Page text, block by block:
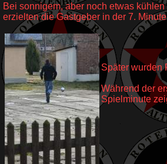
Bei sonnigem, aber noch etwas
erzielten die Gastgeber in der 7.
Später wurden
Während der
Spielminute